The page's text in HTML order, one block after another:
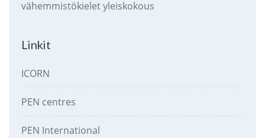
vähemmistökieletyleiskokous
Linkit
ICORN
PEN centres
PEN International